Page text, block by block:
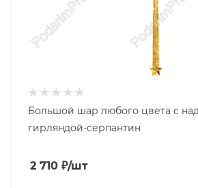
Большой шар любого цвета с
гирляндой-серпантин
2 710 ₽/шт